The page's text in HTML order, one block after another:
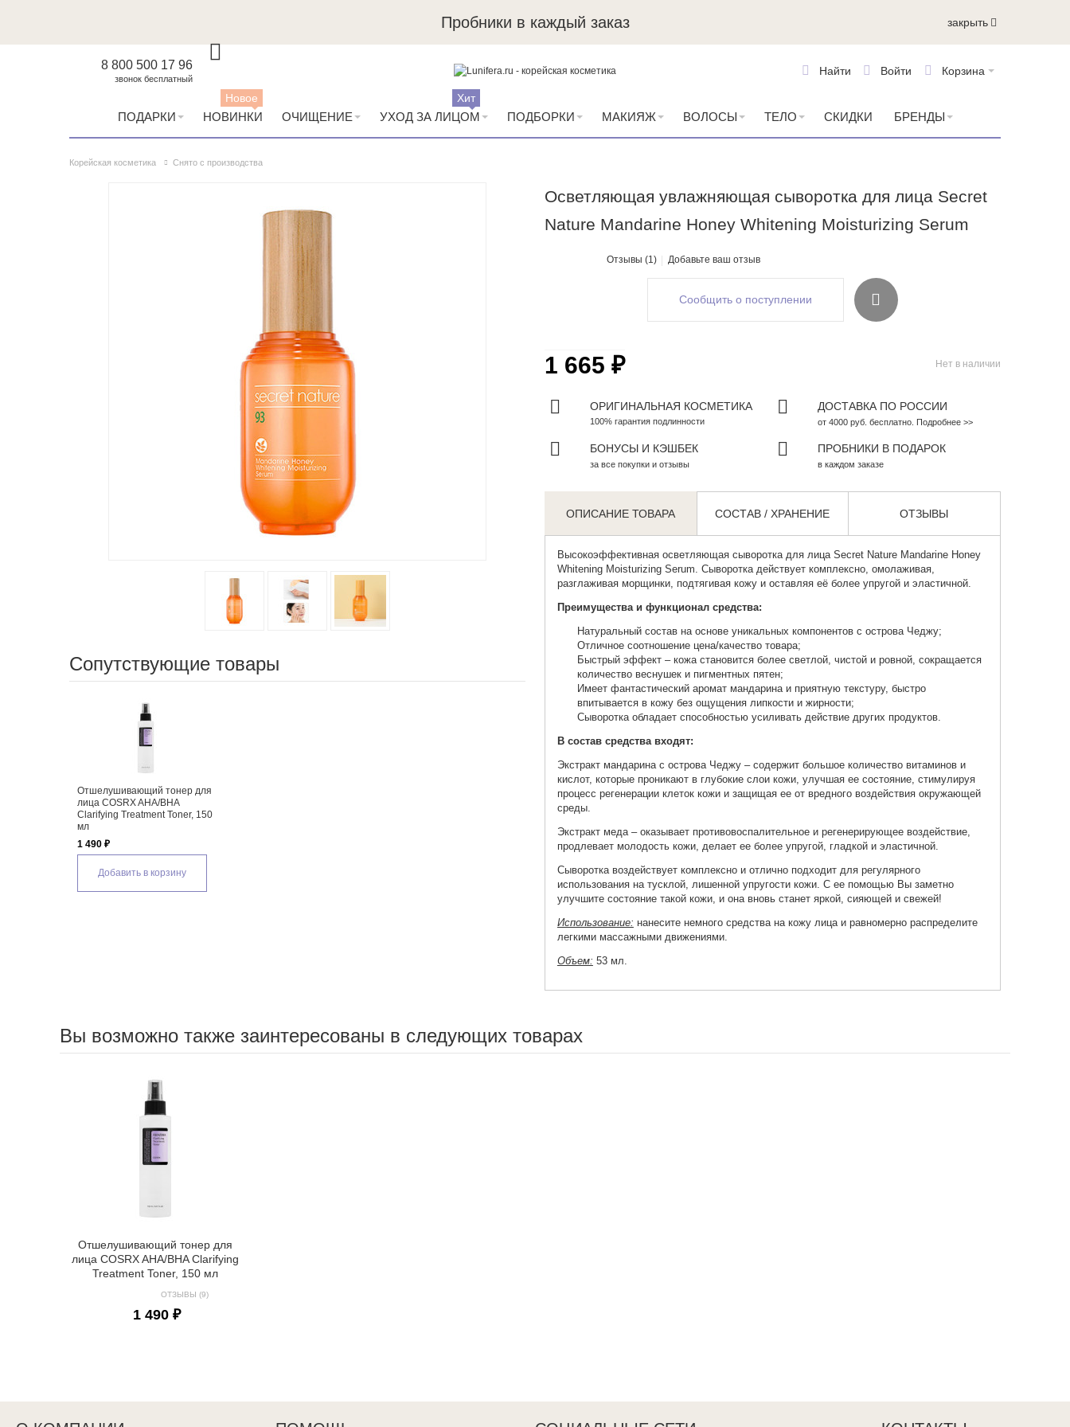
Пробники в каждый заказ закрыть
8 800 500 17 96
звонок бесплатный
Корзина
Войти
Найти
ПОДАРКИ НОВИНКИ
Новое
ОЧИЩЕНИЕ УХОД ЗА ЛИЦОМ
Хит
ПОДБОРКИ МАКИЯЖ ВОЛОСЫ ТЕЛО СКИДКИ БРЕНДЫ
Корейская косметика Снято с производства
Осветляющая увлажняющая сыворотка для лица Secret
Nature Mandarine Honey Whitening Moisturizing Serum
Отзывы (1) Добавьте ваш отзыв
Сопутствующие товары
Отшелушивающий тонер для
лица COSRX AHA/BHA
Clarifying Treatment Toner, 150
мл
1 490 ₽
Добавить в корзину
Сообщить о поступлении
Нет в наличии
1 665 ₽
ОРИГИНАЛЬНАЯ КОСМЕТИКА
100% гарантия подлинности
ДОСТАВКА ПО РОССИИ
от 4000 руб. бесплатно. Подробнее >>
БОНУСЫ И КЭШБЕК
за все покупки и отзывы
ПРОБНИКИ В ПОДАРОК
в каждом заказе
ОПИСАНИЕ ТОВАРА СОСТАВ / ХРАНЕНИЕ ОТЗЫВЫ
Высокоэффективная осветляющая сыворотка для лицаSecret Nature Mandarine Honey
Whitening Moisturizing Serum. Сыворотка действует комплексно, омолаживая,
разглаживая морщинки, подтягивая кожу и оставляя её более упругой и эластичной.
Преимущества и функционал средства:
Натуральный состав на основе уникальных компонентов с острова Чеджу;
Отличное соотношение цена/качество товара;
Быстрый эффект – кожа становится более светлой, чистой и ровной, сокращается
количество веснушек и пигментных пятен;
Имеет фантастический аромат мандарина и приятную текстуру, быстро
впитывается в кожу без ощущения липкости и жирности;
Сыворотка обладает способностью усиливать действие других продуктов.
В состав средства входят:
Экстракт мандарина с острова Чеджу – содержит большое количество витаминов и
кислот, которые проникают в глубокие слои кожи, улучшая ее состояние, стимулируя
процесс регенерации клеток кожи и защищая ее от вредного воздействия окружающей
среды.
Экстракт меда – оказывает противовоспалительное и регенерирующее воздействие,
продлевает молодость кожи, делает ее более упругой, гладкой и эластичной.
Сыворотка воздействует комплексно и отлично подходит для регулярного
использования на тусклой, лишенной упругости кожи. С ее помощью Вы заметно
улучшите состояние такой кожи, и она вновь станет яркой, сияющей и свежей!
Использование: нанесите немного средства на кожу лица и равномерно распределите
легкими массажными движениями.
Объем: 53 мл.
Вы возможно также заинтересованы в следующих товарах
Отшелушивающий тонер для
лица COSRX AHA/BHA Clarifying
Treatment Toner, 150 мл
ОТЗЫВЫ (9)
1 490 ₽